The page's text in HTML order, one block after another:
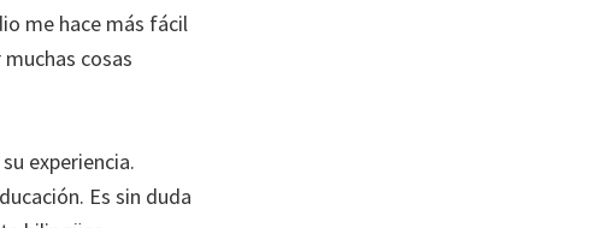
me hace más fácil
cosas
experiencia.
Es sin duda